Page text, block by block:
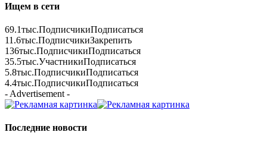
Ищем в сети
69.1тыс.ПодписчикиПодписаться
11.6тыс.ПодписчикиЗакрепить
136тыс.ПодписчикиПодписаться
35.5тыс.УчастникиПодписаться
5.8тыс.ПодписчикиПодписаться
4.4тыс.ПодписчикиПодписаться
- Advertisement -
Последние новости